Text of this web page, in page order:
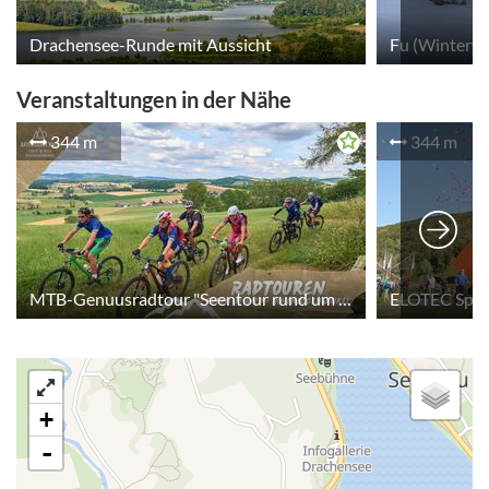
Drachensee-Runde mit Aussicht Fu
Veranstaltungen in der Nähe
344 m
MTB-Genuusradtour "Seentour rund um Babylon"
344 m
ELOTEC
+
-